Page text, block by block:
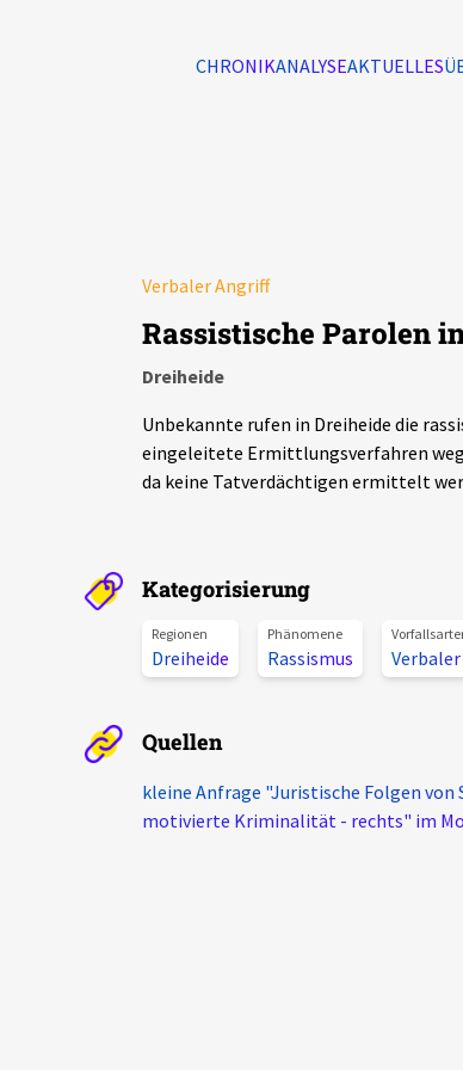
CHRONIKANALYSEAKTUELLES
Verbaler Angriff
Rassistische Parolen
Dreiheide
Unbekannte rufen in Dreiheide die
eingeleitete Ermittlungsverfahren
da keine Tatverdächtigen ermittelt
Kategorisierung
Regionen
Dreiheide
Phänomene
Rassismus
Quellen
kleine Anfrage "Juristische Folgen
motivierte Kriminalität - rechts" im